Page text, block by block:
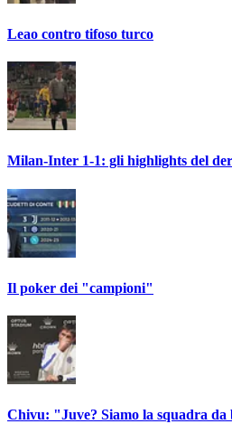
Leao contro tifoso turco
Milan-Inter 1-1: gli highlights del
Il poker dei "campioni"
Chivu: "Juve? Siamo la squadra da